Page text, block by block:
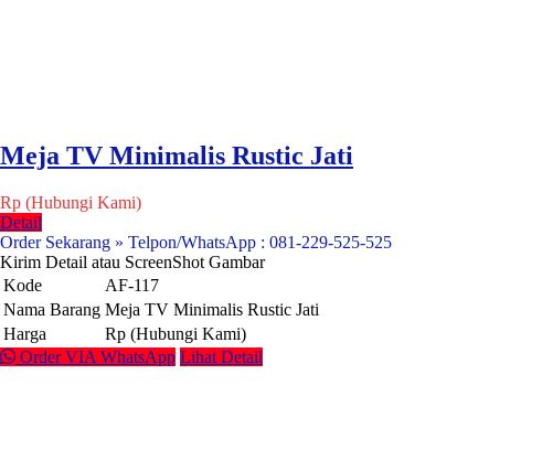
Meja TV Minimalis Rustic Jati
Rp (Hubungi Kami)
Detail
Order Sekarang » Telpon/WhatsApp : 081-229-525-525
Kirim Detail atau ScreenShot Gambar
Kode
AF-117
Nama Barang Meja TV Minimalis Rustic Jati
Harga
Rp (Hubungi Kami)
Order VIA WhatsApp Lihat Detail